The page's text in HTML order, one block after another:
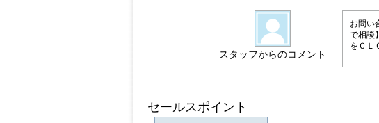
スタッフからのコメント
お問い
で相談
をＣＬ
セールスポイント